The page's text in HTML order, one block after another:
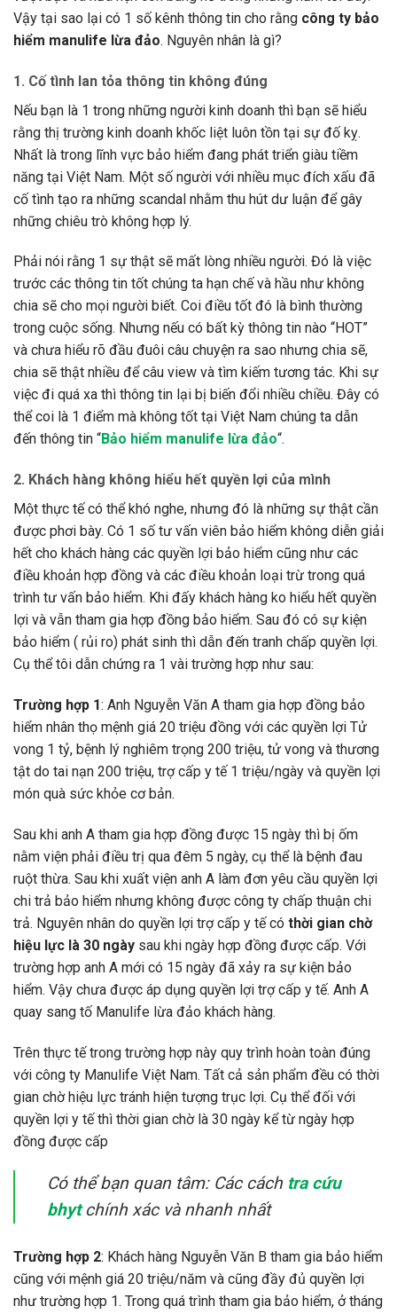
Vậy tại sao lại có 1 số kênh thông tin cho rằng công ty bảo
hiểm manulife lừa đảo. Nguyên nhân là gì?
1. Cố tình lan tỏa thông tin không đúng
Nếu bạn là 1 trong những người kinh doanh thì bạn sẽ hiểu
rằng thị trường kinh doanh khốc liệt luôn tồn tại sự đố kỵ.
Nhất là trong lĩnh vực bảo hiểm đang phát triển giàu tiềm
năng tại Việt Nam. Một số người với nhiều mục đích xấu đã
cố tình tạo ra những scandal nhằm thu hút dư luận để gây
những chiêu trò không hợp lý.
Phải nói rằng 1 sự thật sẽ mất lòng nhiều người. Đó là việc
trước các thông tin tốt chúng ta hạn chế và hầu như không
chia sẽ cho mọi người biết. Coi điều tốt đó là bình thường
trong cuộc sống. Nhưng nếu có bất kỳ thông tin nào “HOT”
và chưa hiểu rõ đầu đuôi câu chuyện ra sao nhưng chia sẽ,
chia sẽ thật nhiều để câu view và tìm kiếm tương tác. Khi sự
việc đi quá xa thì thông tin lại bị biến đổi nhiều chiều. Đây có
thể coi là 1 điểm mà không tốt tại Việt Nam chúng ta dẫn
đến thông tin “Bảo hiểm manulife lừa đảo“.
2. Khách hàng không hiểu hết quyền lợi của mình
Một thực tế có thể khó nghe, nhưng đó là những sự thật cần
được phơi bày. Có 1 số tư vấn viên bảo hiểm không diễn giải
hết cho khách hàng các quyền lợi bảo hiểm cũng như các
điều khoản hợp đồng và các điều khoản loại trừ trong quá
trình tư vấn bảo hiểm. Khi đấy khách hàng ko hiểu hết quyền
lợi và vẫn tham gia hợp đồng bảo hiểm. Sau đó có sự kiện
bảo hiểm ( rủi ro) phát sinh thì dẫn đến tranh chấp quyền lợi.
Cụ thể tôi dẫn chứng ra 1 vài trường hợp như sau:
Trường hợp 1: Anh Nguyễn Văn A tham gia hợp đồng bảo
hiểm nhân thọ mệnh giá 20 triệu đồng với các quyền lợi Tử
vong 1 tỷ, bệnh lý nghiêm trọng 200 triệu, tử vong và thương
tật do tai nạn 200 triệu, trợ cấp y tế 1 triệu/ngày và quyền lợi
món quà sức khỏe cơ bản.
Sau khi anh A tham gia hợp đồng được 15 ngày thì bị ốm
nằm viện phải điều trị qua đêm 5 ngày, cụ thể là bệnh đau
ruột thừa. Sau khi xuất viện anh A làm đơn yêu cầu quyền lợi
chi trả bảo hiểm nhưng không được công ty chấp thuận chi
trả. Nguyên nhân do quyền lợi trợ cấp y tế có thời gian chờ
hiệu lực là 30 ngày sau khi ngày hợp đồng được cấp. Với
trường hợp anh A mới có 15 ngày đã xảy ra sự kiện bảo
hiểm. Vậy chưa được áp dụng quyền lợi trợ cấp y tế. Anh A
quay sang tố Manulife lừa đảo khách hàng.
Trên thực tế trong trường hợp này quy trình hoàn toàn đúng
với công ty Manulife Việt Nam. Tất cả sản phẩm đều có thời
gian chờ hiệu lực tránh hiện tượng trục lợi. Cụ thể đối với
quyền lợi y tế thì thời gian chờ là 30 ngày kể từ ngày hợp
đồng được cấp
Có thể bạn quan tâm: Các cách tra cứu
bhyt chính xác và nhanh nhất
Trường hợp 2: Khách hàng Nguyễn Văn B tham gia bảo hiểm
cũng với mệnh giá 20 triệu/năm và cũng đầy đủ quyền lợi
như trường hợp 1. Trong quá trình tham gia bảo hiểm, ở tháng